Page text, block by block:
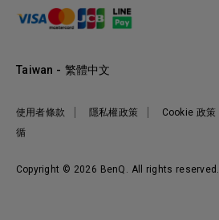
手冊與軟體下載
產品常見問題
BenQ 大娛樂家
永續發展
產品碳足跡報告
明基基金會
Copyright © 2026 BenQ. All rights reserved.
使用者條款 隱私權政策 Cookie 政策
循
Taiwan - 繁體中文